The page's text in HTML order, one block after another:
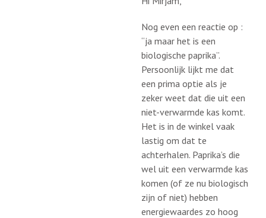
Nog even een reactie op :
“ja maar het is een
biologische paprika”.
Persoonlijk lijkt me dat
een prima optie als je
zeker weet dat die uit een
niet-verwarmde kas komt.
Het is in de winkel vaak
lastig om dat te
achterhalen. Paprika’s die
wel uit een verwarmde kas
komen (of ze nu biologisch
zijn of niet) hebben
energiewaardes zo hoog